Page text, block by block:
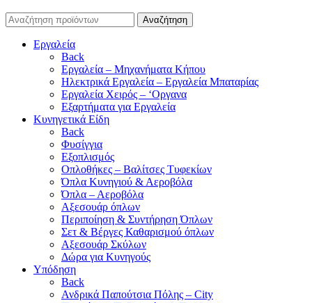
Αναζήτηση
Εργαλεία
Back
Εργαλεία – Μηχανήματα Κήπου
Ηλεκτρικά Εργαλεία – Εργαλεία Μπαταρίας
Εργαλεία Χειρός – ‘Οργανα
Εξαρτήματα για Εργαλεία
Κυνηγετικά Είδη
Back
Φυσίγγια
Εξοπλισμός
Οπλοθήκες – Βαλίτσες Τυφεκίων
Όπλα Κυνηγιού & Αεροβόλα
Όπλα – Αεροβόλα
Αξεσουάρ όπλων
Περιποίηση & Συντήρηση Όπλων
Σετ & Βέργες Καθαρισμού όπλων
Αξεσουάρ Σκύλων
Δώρα για Κυνηγούς
Υπόδηση
Back
Ανδρικά Παπούτσια Πόλης – City